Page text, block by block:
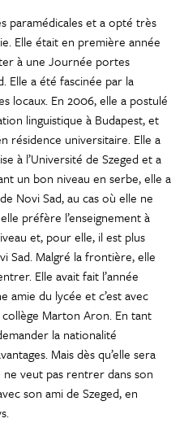
paramédicales et a opté très
Elle était en première année
à une Journée portes
Elle a été fascinée par la
locaux. En 2006, elle a postulé
linguistique à Budapest, et
résidence universitaire. Elle a
à l’Université de Szeged et a
un bon niveau en serbe, elle a
Novi Sad, au cas où elle ne
préfère l’enseignement à
et, pour elle, il est plus
Sad. Malgré la frontière, elle
Elle avait fait l’année
amie du lycée et c’est avec
Marton Aron. En tant
la nationalité
Mais dès qu’elle sera
veut pas rentrer dans son
son ami de Szeged, en